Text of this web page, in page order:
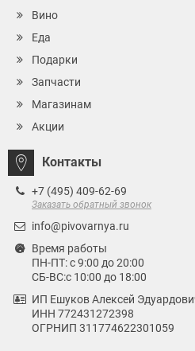
Вино
Еда
Подарки
Запчасти
Магазинам
Акции
Контакты
+7 (495) 409-62-69
Заказать обратный звонок
info@pivovarnya.ru
Время работы
ПН-ПТ: с 9:00 до 20:00
СБ-ВС:с 10:00 до 18:00
ИП Ешуков Алексей
ИНН 772431272398
ОГРНИП 311774622301059